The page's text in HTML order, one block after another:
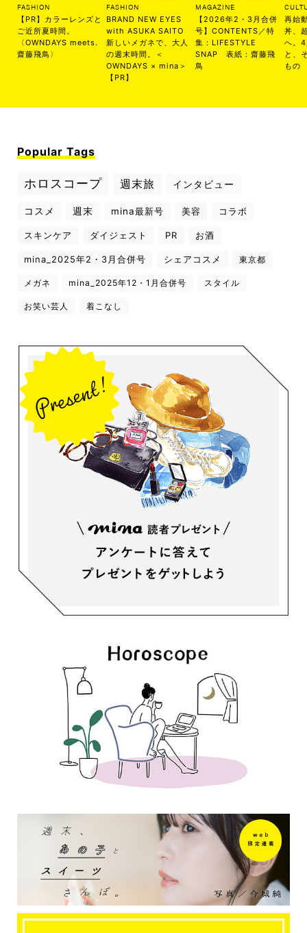
FASHION
【PR】カラーレンズと
ご近所夏時間。
〈OWNDAYS meets.
齋藤飛鳥〉
FASHION
BRAND NEW EYES
with ASUKA SAITO
新しいメガネで、大人
の週末時間。＜
OWNDAYS × mina＞
【PR】
MAGAZINE
【2026年2・3月合併
号】CONTENTS／特
集：LIFESTYLE
SNAP 表紙：齋藤飛
鳥
再始
丼、
へ。
と、
もの
Popular Tags
ホロスコープ 週末旅 インタビュー
コスメ 週末 mina最新号 美容 コラボ
スキンケア ダイジェスト PR お酒
mina_2025年2・3月合併号 シェアコスメ 東京都
メガネ mina_2025年12・1月合併号 スタイル
お笑い芸人 着こなし